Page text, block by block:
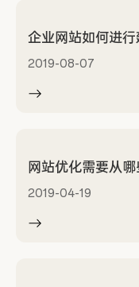
企业网站如何进
2019-08-07
网站优化需要从
2019-04-19